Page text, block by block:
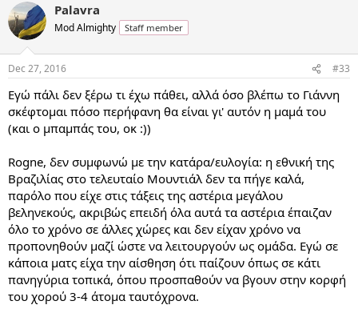
Palavra
Mod Almighty Staff member
Dec 27, 2016 #33
Εγώ πάλι δεν ξέρω τι έχω πάθει, αλλά όσο βλέπω το Γιάννη
σκέφτομαι πόσο περήφανη θα είναι γι' αυτόν η μαμά του
(και ο μπαμπάς του, οκ :))
Rogne, δεν συμφωνώ με την κατάρα/ευλογία: η εθνική της
Βραζιλίας στο τελευταίο Μουντιάλ δεν τα πήγε καλά,
παρόλο που είχε στις τάξεις της αστέρια μεγάλου
βεληνεκούς, ακριβώς επειδή όλα αυτά τα αστέρια έπαιζαν
όλο το χρόνο σε άλλες χώρες και δεν είχαν χρόνο να
προπονηθούν μαζί ώστε να λειτουργούν ως ομάδα. Εγώ σε
κάποια ματς είχα την αίσθηση ότι παίζουν όπως σε κάτι
πανηγύρια τοπικά, όπου προσπαθούν να βγουν στην κορφή
του χορού 3-4 άτομα ταυτόχρονα.